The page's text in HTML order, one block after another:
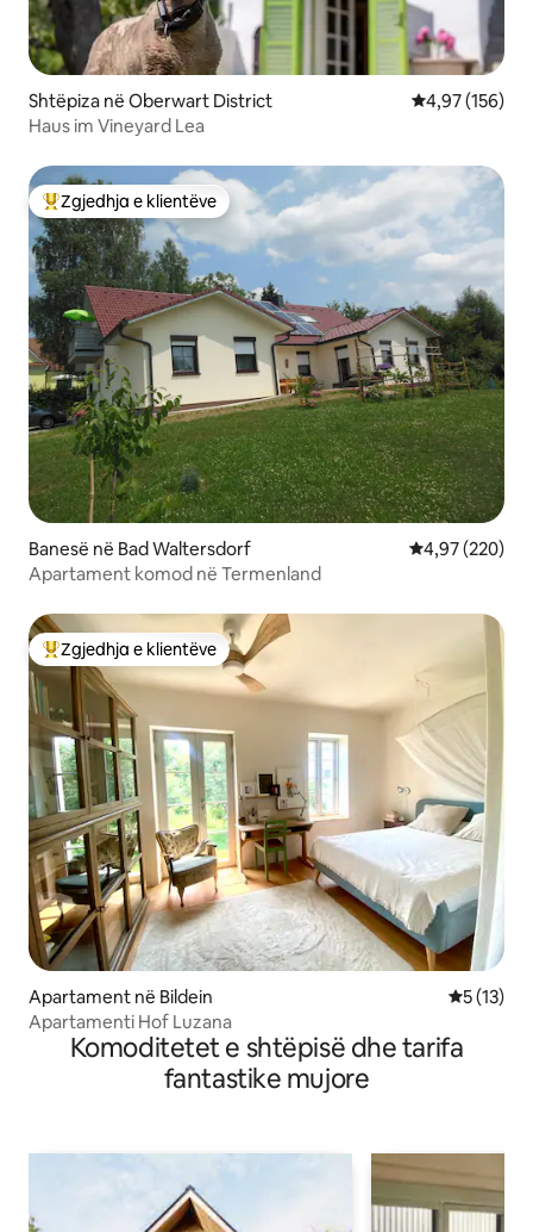
Shtëpiza në Oberwart District Vlerësimi
4,97 (156)
Haus im Vineyard Lea
Më të mirat e zgjedhjeve të klientëve
Zgjedhja e klientëve
Banesë në Bad Waltersdorf Vlerësimi
4,97 (220)
Apartament komod në Termenland
Më të mirat e zgjedhjeve të klientëve
Zgjedhja e klientëve
Apartament në Bildein Vlerësimi
5 (13)
Apartamenti Hof Luzana
Komoditetet e shtëpisë dhe tarifa
fantastike mujore